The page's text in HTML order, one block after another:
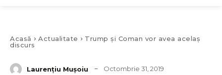
Acasă Actualitate
Trump și Coman vor avea acelaș
discurs
Laurenţiu Muşoiu Octombrie 31, 2019